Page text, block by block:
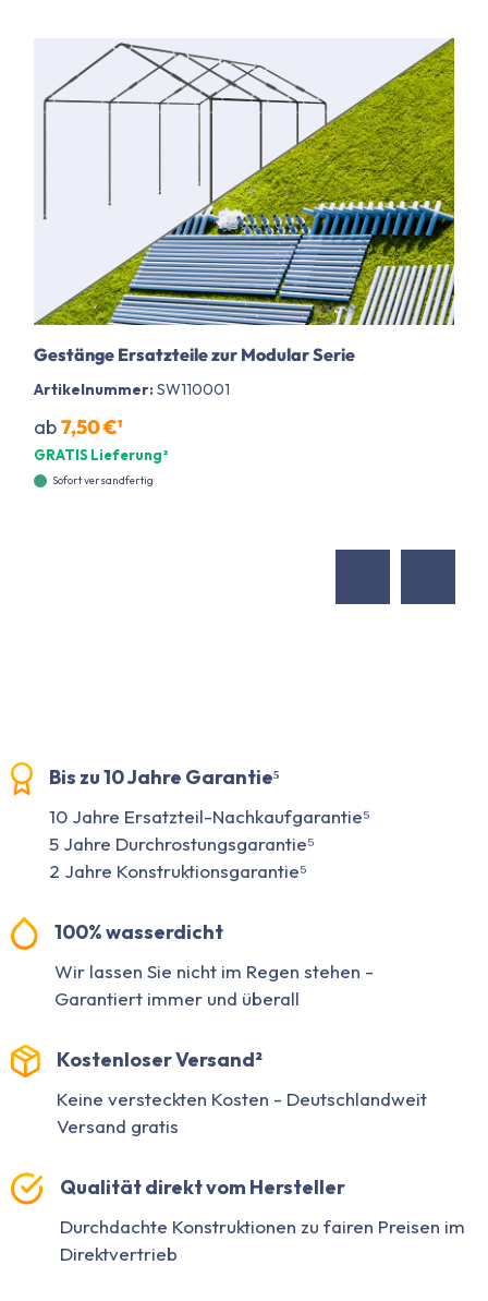
Gestänge Ersatzteile zur Modular Serie
Artikelnummer:SW110001
ab7,50 €¹
GRATIS Lieferung²
Sofort versandfertig
Bis zu 10 Jahre Garantie⁵
10 Jahre Ersatzteil-Nachkaufgarantie⁵
5 Jahre Durchrostungsgarantie⁵
2 Jahre Konstruktionsgarantie⁵
100% wasserdicht
Wir lassen Sie nicht im Regen stehen -
Garantiert immer und überall
Kostenloser Versand²
Keine versteckten Kosten - Deutschlandweit
Versand gratis
Qualität direkt vom Hersteller
Durchdachte Konstruktionen zu fairen Preisen im
Direktvertrieb